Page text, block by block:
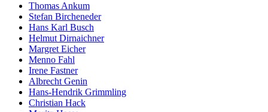
Thomas Ankum
Stefan Bircheneder
Hans Karl Busch
Helmut Dirnaichner
Margret Eicher
Menno Fahl
Irene Fastner
Albrecht Genin
Hans-Hendrik Grimmling
Christian Hack